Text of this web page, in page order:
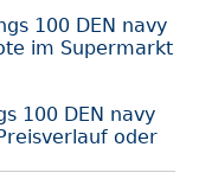
100 DEN navy
im Supermarkt
100 DEN navy
oder